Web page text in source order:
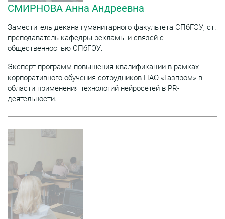
СМИРНОВА Анна Андреевна
Заместитель декана гуманитарного факультета СПбГЭУ, ст.
преподаватель кафедры рекламы и связей с
общественностью СПбГЭУ.
Эксперт программ повышения квалификации в рамках
корпоративного обучения сотрудников ПАО «Газпром» в
области применения технологий нейросетей в PR-
деятельности.